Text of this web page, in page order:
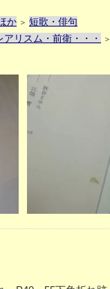
か ＞ 短歌・俳句
リスム・前衛・・・ ＞